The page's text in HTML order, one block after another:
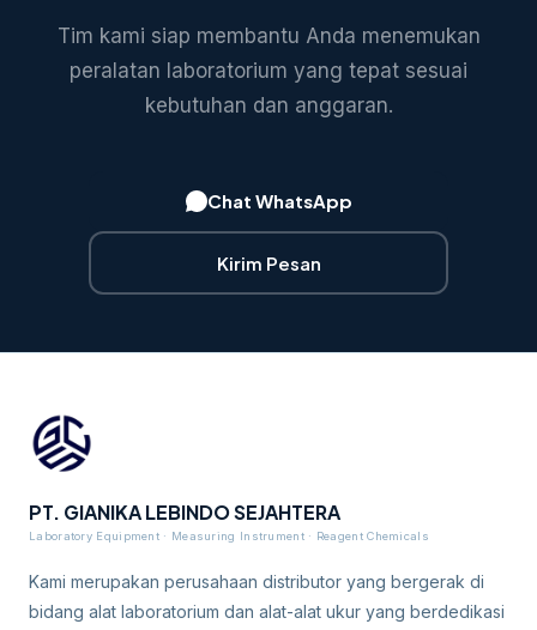
Tim kami siap membantu Anda menemukan
peralatan laboratorium yang tepat sesuai
kebutuhan dan anggaran.
Chat WhatsApp
Kirim Pesan
PT. GIANIKA LEBINDO SEJAHTERA
Laboratory Equipment · Measuring Instrument · Reagent Chemicals
Kami merupakan perusahaan distributor yang bergerak di
bidang alat laboratorium dan alat-alat ukur yang berdedikasi